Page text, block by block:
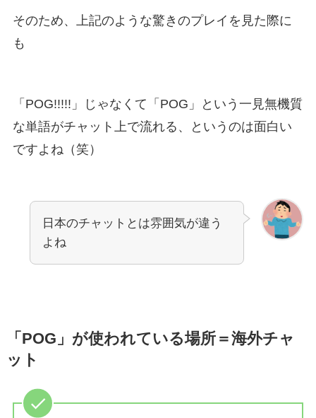
そのため、上記のような驚きのプレイを見た際に
も
「POG!!!!!」じゃなくて「POG」という一見無機質
な単語がチャット上で流れる、というのは面白い
ですよね（笑）
日本のチャットとは雰囲気が違う
よね
「POG」が使われている場所＝海外チャ
ット